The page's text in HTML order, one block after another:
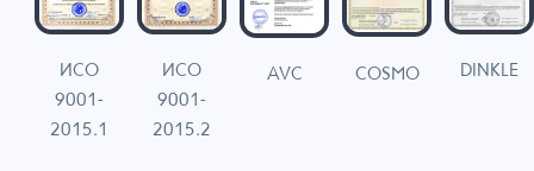
ИСО
9001-
2015.1
ИСО
9001-
2015.2
AVC COSMO DINKLE